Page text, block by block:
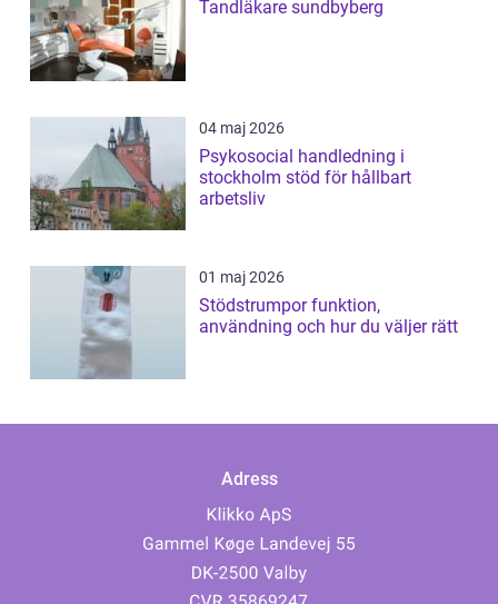
Tandläkare sundbyberg
04 maj 2026
Psykosocial handledning i
stockholm stöd för hållbart
arbetsliv
01 maj 2026
Stödstrumpor funktion,
användning och hur du väljer rätt
Adress